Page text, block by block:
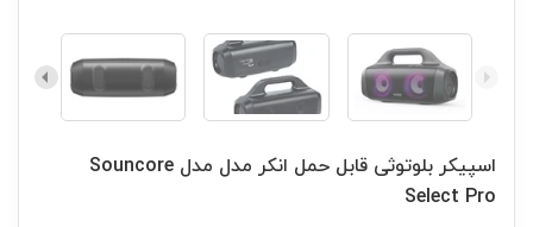
اسپیکر بلوتوثی قابل حمل انکر مدل مدل Souncore
Select Pro